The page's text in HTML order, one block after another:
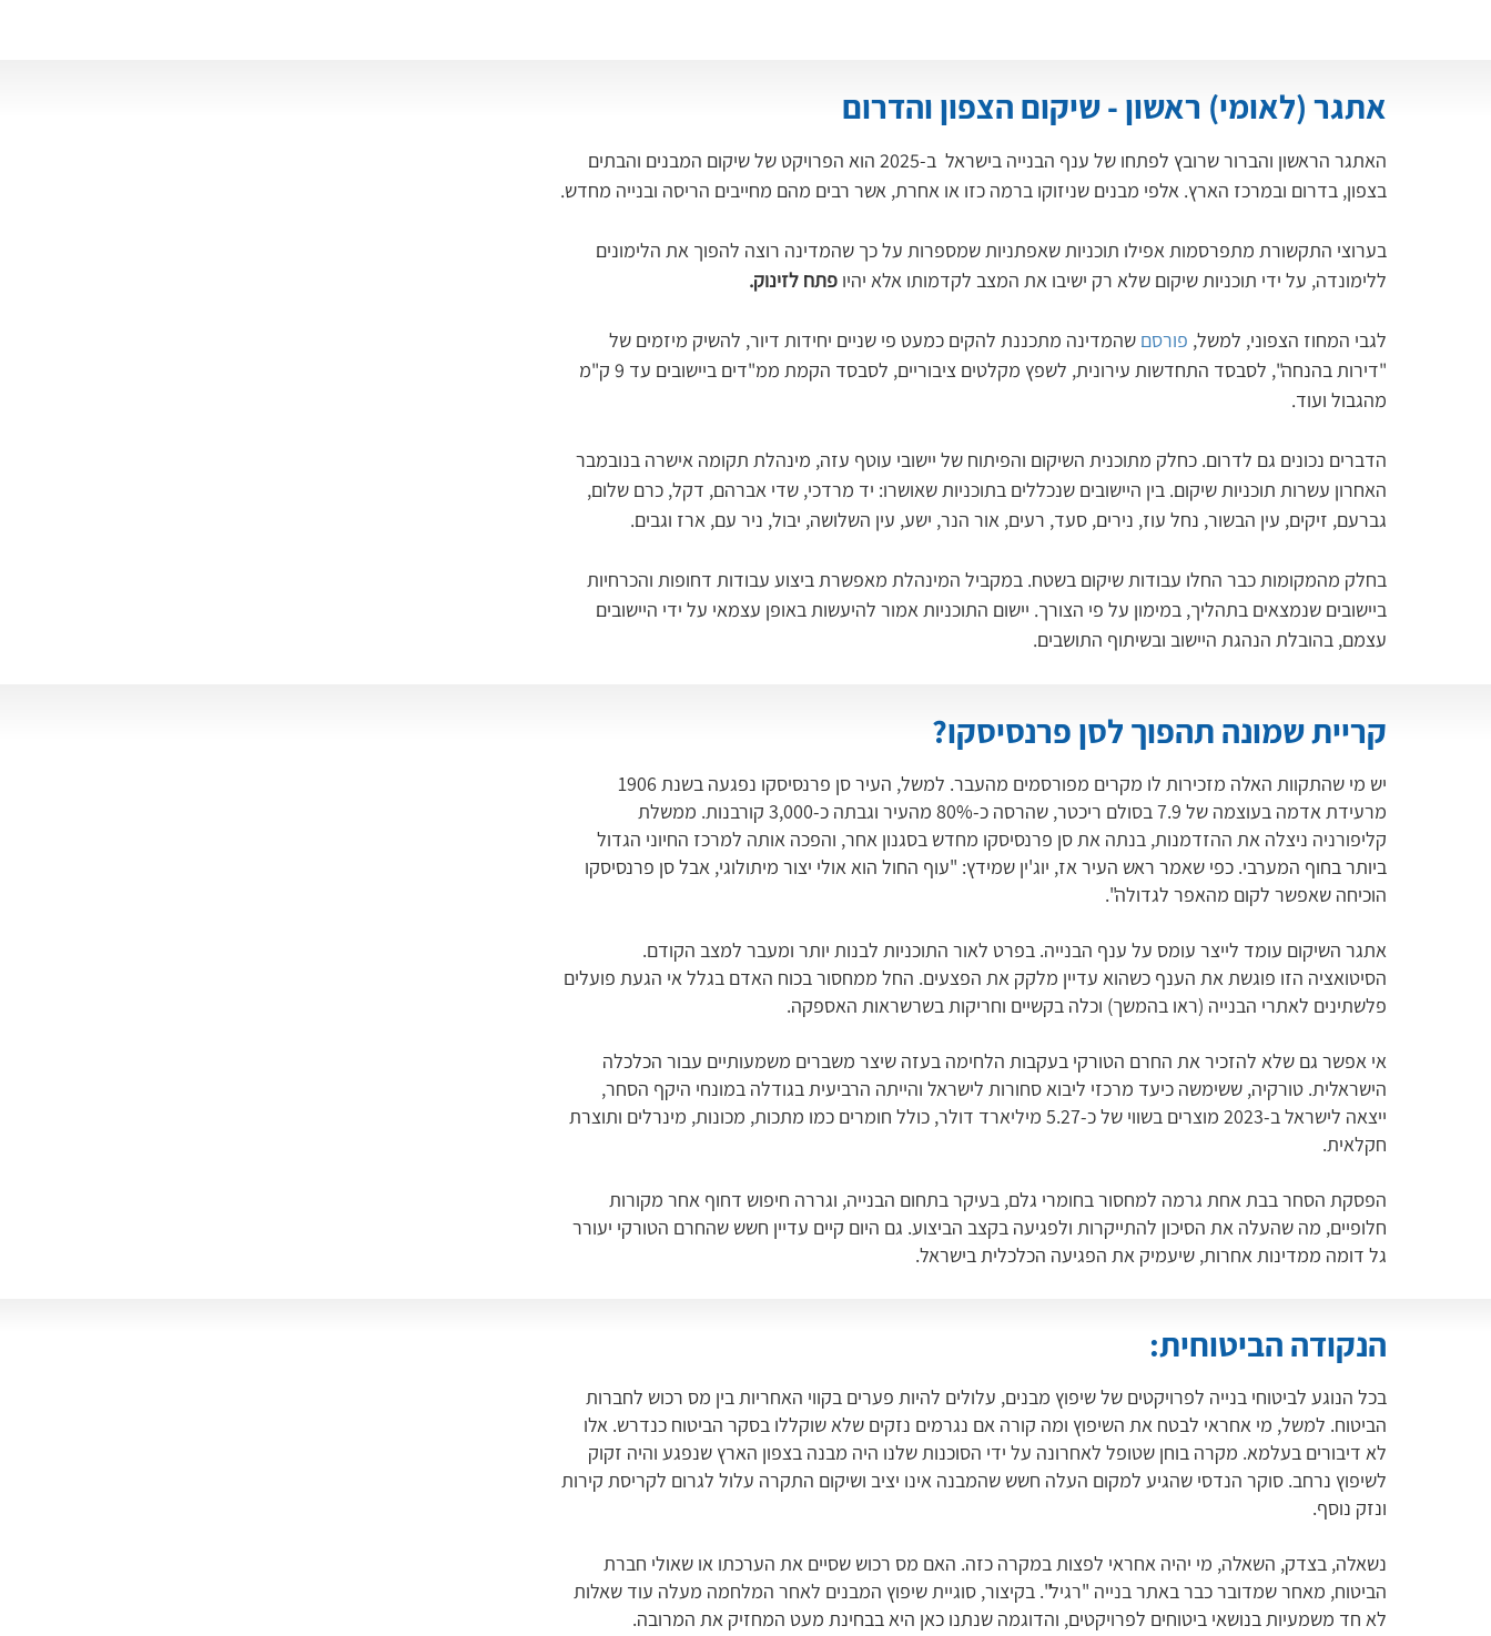
אתגר (לאומי) ראשון - שיקום הצפון והדרום
האתגר הראשון והברור שרובץ לפתחו של ענף הבנייה בישראל  ב-2025 הוא הפרויקט של שיקום המבנים והבתים
בצפון, בדרום ובמרכז הארץ. אלפי מבנים שניזוקו ברמה כזו או אחרת, אשר רבים מהם מחייבים הריסה ובנייה מחדש.
בערוצי התקשורת מתפרסמות אפילו תוכניות שאפתניות שמספרות על כך שהמדינה רוצה להפוך את הלימונים
ללימונדה, על ידי תוכניות שיקום שלא רק ישיבו את המצב לקדמותו אלא יהיו פתח לזינוק.
לגבי המחוז הצפוני, למשל, פורסם שהמדינה מתכננת להקים כמעט פי שניים יחידות דיור, להשיק מיזמים של
"דירות בהנחה", לסבסד התחדשות עירונית, לשפץ מקלטים ציבוריים, לסבסד הקמת ממ"דים ביישובים עד 9 ק"מ
מהגבול ועוד.
הדברים נכונים גם לדרום. כחלק מתוכנית השיקום והפיתוח של יישובי עוטף עזה, מינהלת תקומה אישרה בנובמבר
האחרון עשרות תוכניות שיקום. בין היישובים שנכללים בתוכניות שאושרו: יד מרדכי, שדי אברהם, דקל, כרם שלום,
גברעם, זיקים, עין הבשור, נחל עוז, נירים, סעד, רעים, אור הנר, ישע, עין השלושה, יבול, ניר עם, ארז וגבים.
בחלק מהמקומות כבר החלו עבודות שיקום בשטח. במקביל המינהלת מאפשרת ביצוע עבודות דחופות והכרחיות
ביישובים שנמצאים בתהליך, במימון על פי הצורך. יישום התוכניות אמור להיעשות באופן עצמאי על ידי היישובים
עצמם, בהובלת הנהגת היישוב ובשיתוף התושבים.
יש מי שהתקוות האלה מזכירות לו מקרים מפורסמים מהעבר. למשל, העיר סן פרנסיסקו נפגעה בשנת 1906
מרעידת אדמה בעוצמה של 7.9 בסולם ריכטר, שהרסה כ-80% מהעיר וגבתה כ-3,000 קורבנות. ממשלת
קליפורניה ניצלה את ההזדמנות, בנתה את סן פרנסיסקו מחדש בסגנון אחר, והפכה אותה למרכז החיוני הגדול
ביותר בחוף המערבי. כפי שאמר ראש העיר אז, יוג'ין שמידץ: "עוף החול הוא אולי יצור מיתולוגי, אבל סן פרנסיסקו
הוכיחה שאפשר לקום מהאפר לגדולה".
אתגר השיקום עומד לייצר עומס על ענף הבנייה. בפרט לאור התוכניות לבנות יותר ומעבר למצב הקודם.
הסיטואציה הזו פוגשת את הענף כשהוא עדיין מלקק את הפצעים. החל ממחסור בכוח האדם בגלל אי הגעת פועלים
פלשתינים לאתרי הבנייה (ראו בהמשך) וכלה בקשיים וחריקות בשרשראות האספקה.
אי אפשר גם שלא להזכיר את החרם הטורקי בעקבות הלחימה בעזה שיצר משברים משמעותיים עבור הכלכלה
הישראלית. טורקיה, ששימשה כיעד מרכזי ליבוא סחורות לישראל והייתה הרביעית בגודלה במונחי היקף הסחר,
ייצאה לישראל ב-2023 מוצרים בשווי של כ-5.27 מיליארד דולר, כולל חומרים כמו מתכות, מכונות, מינרלים ותוצרת
חקלאית.
הפסקת הסחר בבת אחת גרמה למחסור בחומרי גלם, בעיקר בתחום הבנייה, וגררה חיפוש דחוף אחר מקורות
חלופיים, מה שהעלה את הסיכון להתייקרות ולפגיעה בקצב הביצוע. גם היום קיים עדיין חשש שהחרם הטורקי יעורר
גל דומה ממדינות אחרות, שיעמיק את הפגיעה הכלכלית בישראל.
קריית שמונה תהפוך לסן פרנסיסקו?
בכל הנוגע לביטוחי בנייה לפרויקטים של שיפוץ מבנים, עלולים להיות פערים בקווי האחריות בין מס רכוש לחברות
הביטוח. למשל, מי אחראי לבטח את השיפוץ ומה קורה אם נגרמים נזקים שלא שוקללו בסקר הביטוח כנדרש. אלו
לא דיבורים בעלמא. מקרה בוחן שטופל לאחרונה על ידי הסוכנות שלנו היה מבנה בצפון הארץ שנפגע והיה זקוק
לשיפוץ נרחב. סוקר הנדסי שהגיע למקום העלה חשש שהמבנה אינו יציב ושיקום התקרה עלול לגרום לקריסת קירות
ונזק נוסף.
נשאלה, בצדק, השאלה, מי יהיה אחראי לפצות במקרה כזה. האם מס רכוש שסיים את הערכתו או שאולי חברת
הביטוח, מאחר שמדובר כבר באתר בנייה "רגיל". בקיצור, סוגיית שיפוץ המבנים לאחר המלחמה מעלה עוד שאלות
לא חד משמעיות בנושאי ביטוחים לפרויקטים, והדוגמה שנתנו כאן היא בבחינת מעט המחזיק את המרובה.
הנקודה הביטוחית: